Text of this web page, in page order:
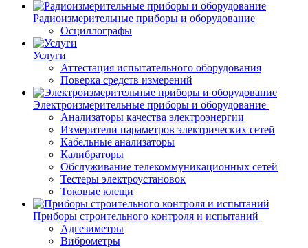
Радиоизмерительные приборы и оборудование
Осциллографы
Услуги
Аттестация испытательного оборудования
Поверка средств измерений
Электроизмерительные приборы и оборудование
Анализаторы качества электроэнергии
Измерители параметров электрических сетей
Кабельные анализаторы
Калибраторы
Обслуживание телекоммуникационных сетей
Тестеры электроустановок
Токовые клещи
Приборы строительного контроля и испытаний
Адгезиметры
Виброметры